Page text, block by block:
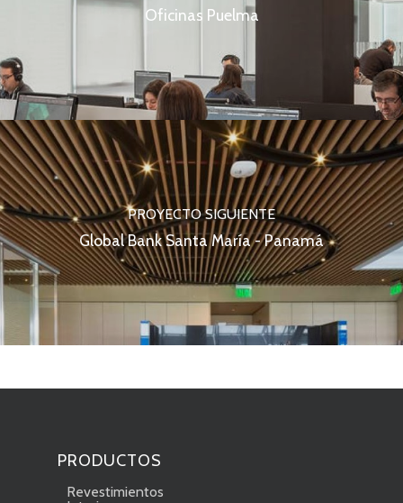
Oficinas Puelma
PROYECTO SIGUIENTE
Global Bank Santa María - Panamá
PRODUCTOS
Revestimientos